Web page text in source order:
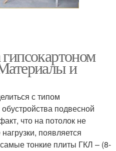
и
с типом
подвесной
что на потолок не
появляется
тонкие плиты ГКЛ – (8-